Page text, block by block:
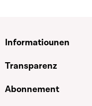
Informatiounen
Transparenz
Abonnement